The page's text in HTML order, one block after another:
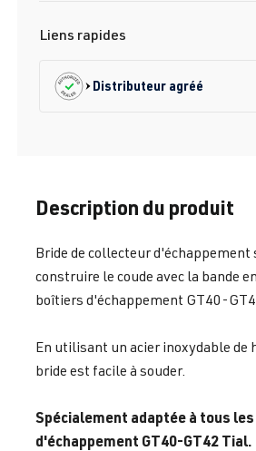
Liens rapides
Distributeur agréé
Description du produit
Bride de collecteur
construire le coude avec la bande
boîtiers d'échappement GT40-
En utilisant un acier inoxydable de
bride est facile à souder.
Spécialement adaptée à tous
d'échappement GT40-GT42 Tial.